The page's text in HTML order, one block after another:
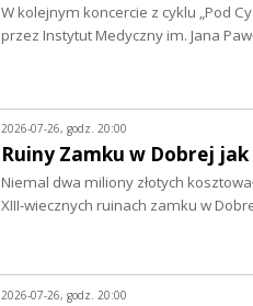
W kolejnym koncercie z cyklu „Pod
przez Instytut Medyczny im. Jana
2026-07-26, godz. 20:00
Ruiny Zamku w Dobrej
Niemal dwa miliony złotych
XIII-wiecznych ruinach zamku w
2026-07-26, godz. 20:00